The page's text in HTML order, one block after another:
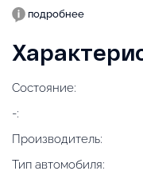
подробнее
Состояние:
-:
Производитель:
Тип автомобиля: